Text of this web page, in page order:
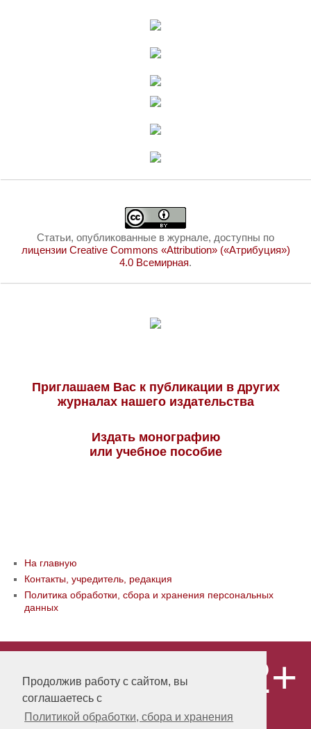
Продолжив работу с сайтом, вы
соглашаетесь с
Политикой обработки, сбора и хранения
Статьи, опубликованные в журнале, доступны по
лицензии Creative Commons «Attribution» («Атрибуция»)
4.0 Всемирная.
Приглашаем Вас к публикации в других
журналах нашего издательства
Издать монографию
или учебное пособие
На главную
Контакты, учредитель, редакция
Политика обработки, сбора и хранения персональных
данных
«Publishing company «World of science»,
LLC Материалы, размещенные на сайте,
охраняются Законом о защите авторских
прав. Публикация любых материалов
этого сайта запрещена без
12+